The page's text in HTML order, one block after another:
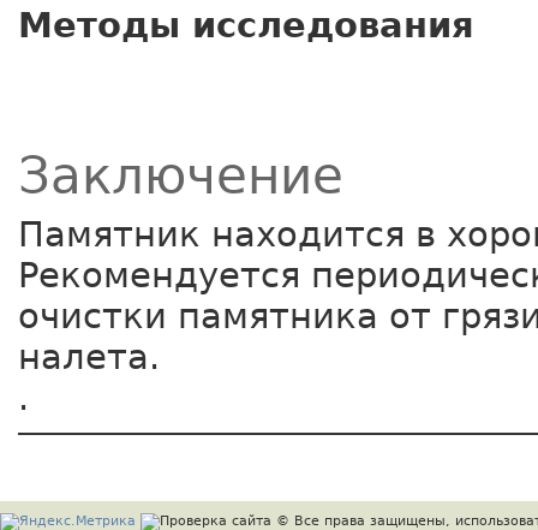
Методы исследования
Заключение
Памятник находится в
Рекомендуется
очистки памятника от
налета.
.
© Все права защищены,